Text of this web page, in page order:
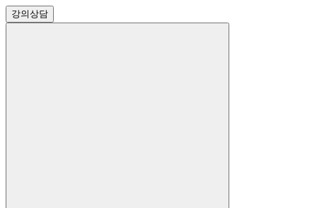
강의상담